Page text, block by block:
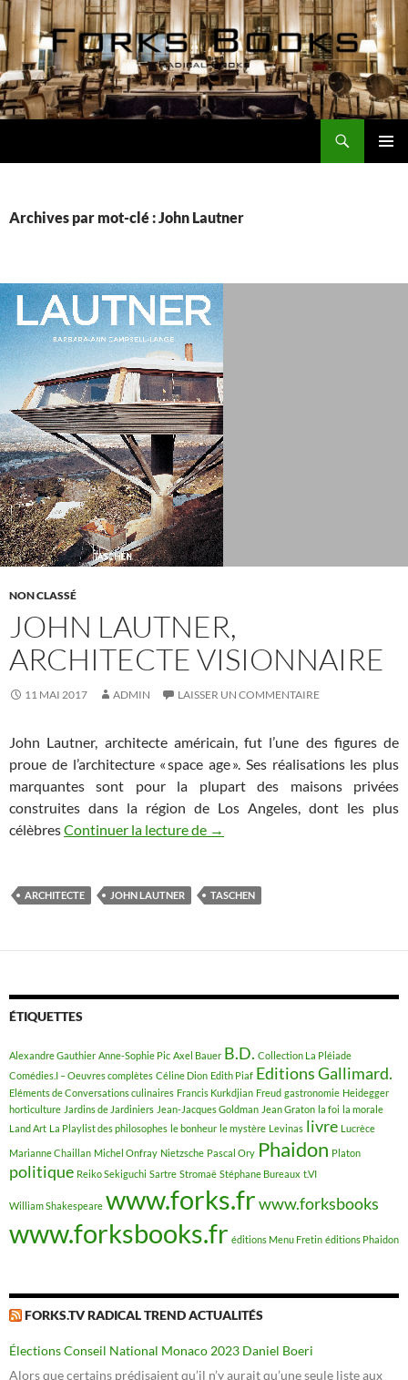
Aller
au
contenu
Archives par mot-clé : John Lautner
NON CLASSÉ
JOHN LAUTNER,
ARCHITECTE VISIONNAIRE
11 MAI 2017 ADMIN LAISSER UN COMMENTAIRE
John Lautner, architecte américain, fut l’une des figures de
proue de l’architecture « space age ». Ses réalisations les plus
marquantes sont pour la plupart des maisons privées
construites dans la région de Los Angeles, dont les plus
célèbresContinuer la lecture de John Lautner, architecte
→
ARCHITECTE JOHN LAUTNER TASCHEN
ÉTIQUETTES
Alexandre Gauthier Anne-Sophie Pic Axel Bauer B.D. Collection La Pléiade
Comédies.I – Oeuvres complètes Céline Dion Edith Piaf Editions Gallimard.
Eléments de Conversations culinaires Francis Kurkdjian Freud gastronomie Heidegger
horticulture Jardins de Jardiniers Jean-Jacques Goldman Jean Graton la foi la morale
Land Art La Playlist des philosophes le bonheur le mystère Levinas livre Lucrèce
Marianne Chaillan Michel Onfray Nietzsche Pascal Ory Phaidon Platon
politique Reiko Sekiguchi Sartre Stromaë Stéphane Bureaux t.VI
William Shakespeare www.forks.frwww.forksbooks
www.forksbooks.fr éditions Menu Fretin éditions Phaidon
FORKS.TV RADICAL TREND ACTUALITÉS
Élections Conseil National Monaco 2023 Daniel Boeri
Alors que certains prédisaient qu’il n’y aurait qu’une seule liste aux